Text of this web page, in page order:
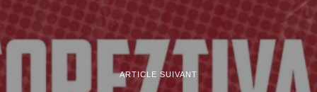
ARTICLE SUIVANT